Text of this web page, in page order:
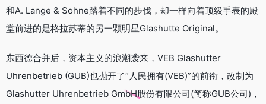
和A. Lange & Sohne踏着不同的步伐，却一样向着顶级手表的殿
堂前进的是格拉苏蒂的另一颗明星Glashutte Original。
东西德合并后，资本主义的浪潮袭来，VEB Glashutter
Uhrenbetrieb (GUB)也抛开了“人民拥有(VEB)”的前衔，改制为
Glashutter Uhrenbetrieb GmbH股份有限公司(简称GUB公司)，